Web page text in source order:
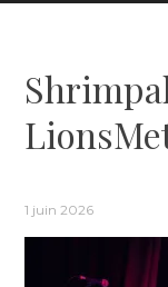
1 juin 2026